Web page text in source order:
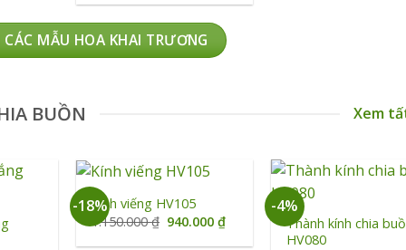
là: tại
MẪU HOA KHAI TRƯƠNG
BUỒN Xem
-18%
+
Kính viếng HV105
1.150.000₫ Giá
là:
940.000₫Giá
tại
-4%
+
Thành kính chia
HV080